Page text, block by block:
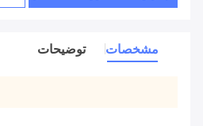
مشخصات توضیحات